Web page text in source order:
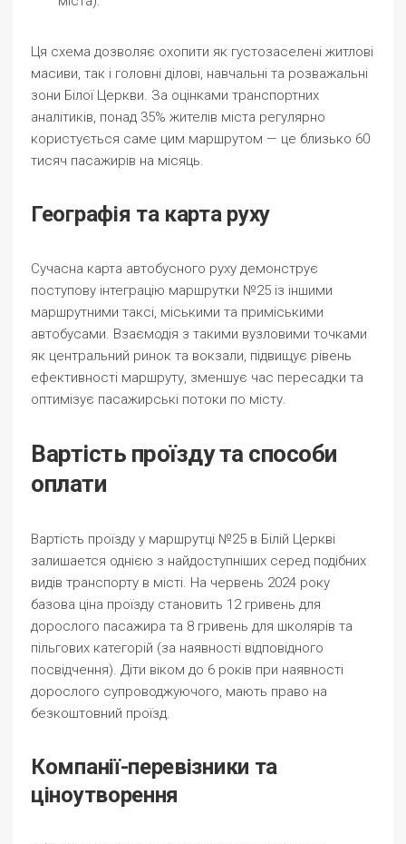
Ця схема дозволяє охопити як густозаселені житлові
масиви, так і головні ділові, навчальні та розважальні
зони Білої Церкви. За оцінками транспортних
аналітиків, понад 35% жителів міста регулярно
користується саме цим маршрутом — це близько 60
тисяч пасажирів на місяць.
Географія та карта руху
Сучасна карта автобусного руху демонструє
поступову інтеграцію маршрутки №25 із іншими
маршрутними таксі, міськими та приміськими
автобусами. Взаємодія з такими вузловими точками
як центральний ринок та вокзали, підвищує рівень
ефективності маршруту, зменшує час пересадки та
оптимізує пасажирські потоки по місту.
Вартість проїзду та способи
оплати
Вартість проїзду у маршрутці №25 в Білій Церкві
залишается однією з найдоступніших серед подібних
видів транспорту в місті. На червень 2024 року
базова ціна проїзду становить 12 гривень для
дорослого пасажира та 8 гривень для школярів та
пільгових категорій (за наявності відповідного
посвідчення). Діти віком до 6 років при наявності
дорослого супроводжуючого, мають право на
безкоштовний проїзд.
Компанії-перевізники та
ціноутворення